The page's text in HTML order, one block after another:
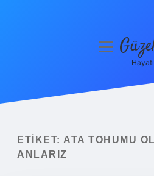
Yasal Uyarı
menüyü
ETIKET: ATA TOHUMU
ANLARIZ